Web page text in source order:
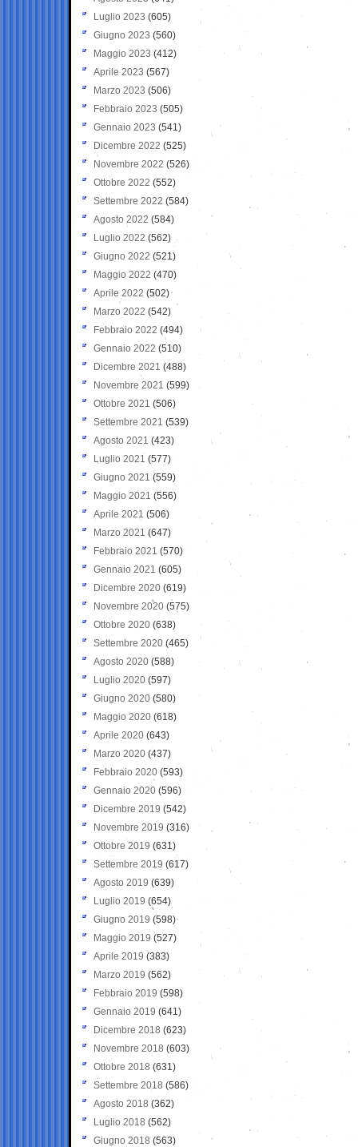
Luglio 2023 (605)
Giugno 2023 (560)
Maggio 2023 (412)
Aprile 2023 (567)
Marzo 2023 (506)
Febbraio 2023 (505)
Gennaio 2023 (541)
Dicembre 2022 (525)
Novembre 2022 (526)
Ottobre 2022 (552)
Settembre 2022 (584)
Agosto 2022 (584)
Luglio 2022 (562)
Giugno 2022 (521)
Maggio 2022 (470)
Aprile 2022 (502)
Marzo 2022 (542)
Febbraio 2022 (494)
Gennaio 2022 (510)
Dicembre 2021 (488)
Novembre 2021 (599)
Ottobre 2021 (506)
Settembre 2021 (539)
Agosto 2021 (423)
Luglio 2021 (577)
Giugno 2021(559)
Maggio 2021 (556)
Aprile 2021 (506)
Marzo 2021 (647)
Febbraio 2021 (570)
Gennaio 2021 (605)
Dicembre 2020 (619)
Novembre 2020 (575)
Ottobre 2020 (638)
Settembre 2020(465)
Agosto 2020 (588)
Luglio 2020 (597)
Giugno 2020 (580)
Maggio 2020 (618)
Aprile 2020 (643)
Marzo 2020 (437)
Febbraio 2020 (593)
Gennaio 2020 (596)
Dicembre 2019 (542)
Novembre 2019 (316)
Ottobre 2019 (631)
Settembre 2019 (617)
Agosto 2019 (639)
Luglio 2019 (654)
Giugno 2019 (598)
Maggio 2019 (527)
Aprile 2019 (383)
Marzo 2019 (562)
Febbraio 2019 (598)
Gennaio 2019 (641)
Dicembre 2018 (623)
Novembre 2018 (603)
Ottobre 2018 (631)
Settembre 2018 (586)
Agosto 2018 (362)
Luglio 2018 (562)
Giugno 2018 (563)